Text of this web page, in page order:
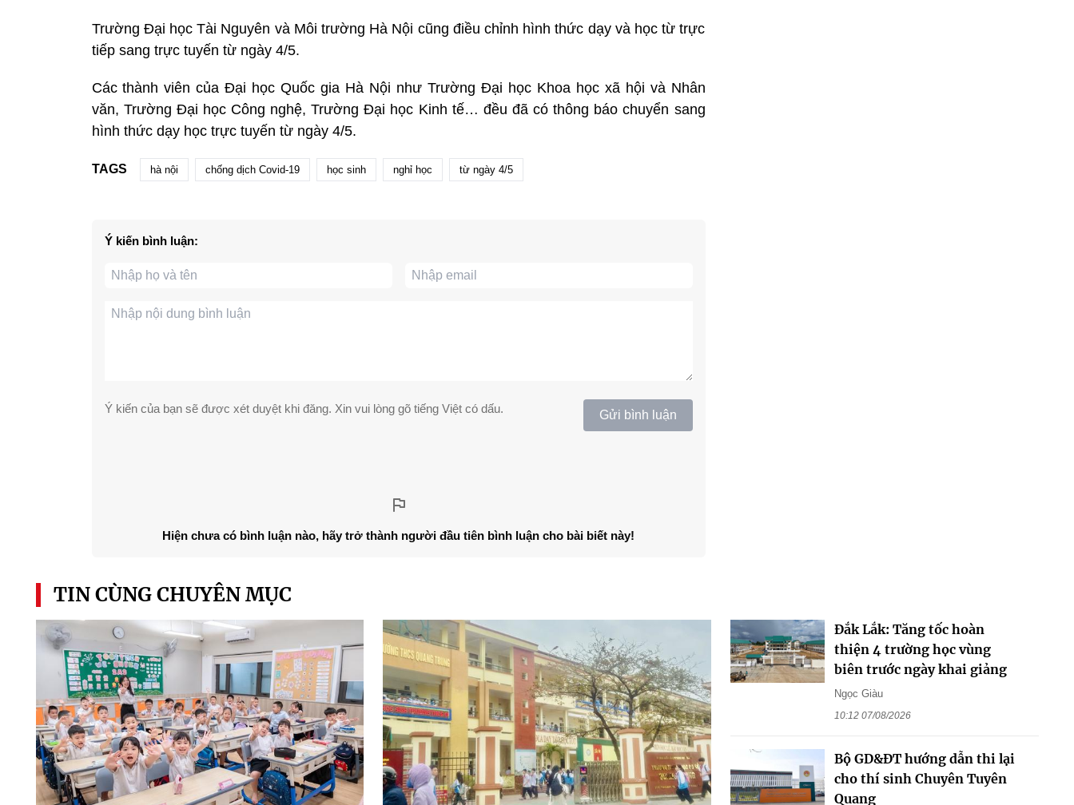
Trường Đại học Tài Nguyên và Môi trường Hà Nội cũng điều chỉnh hình thức dạy và học từ trực
tiếp sang trực tuyến từ ngày 4/5.
Các thành viên của Đại học Quốc gia Hà Nội như Trường Đại học Khoa học xã hội và Nhân
văn, Trường Đại học Công nghệ, Trường Đại học Kinh tế… đều đã có thông báo chuyển sang
hình thức dạy học trực tuyến từ ngày 4/5.
TAGS hà nội chống dịch Covid-19 học sinh nghỉ học từ ngày 4/5
Ý kiến bình luận:
Ý kiến của bạn sẽ được xét duyệt khi đăng. Xin vui lòng gõ tiếng Việt có dấu. Gửi bình luận
Hiện chưa có bình luận nào, hãy trở thành người đầu tiên bình luận cho bài biết này!
TIN CÙNG CHUYÊN MỤC
Đắk Lắk: Tăng tốc hoàn
thiện 4 trường học vùng
biên trước ngày khai giảng
Ngọc Giàu
10:12 07/08/2026
Bộ GD&ĐT hướng dẫn thi lại
cho thí sinh Chuyên Tuyên
Quang